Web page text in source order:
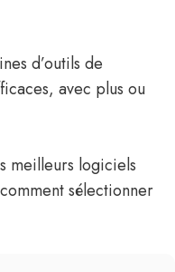
d’outils de
avec plus ou
meilleurs logiciels
sélectionner